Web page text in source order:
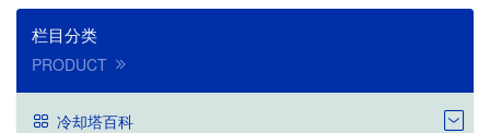
栏目分类
PRODUCT
冷却塔百科